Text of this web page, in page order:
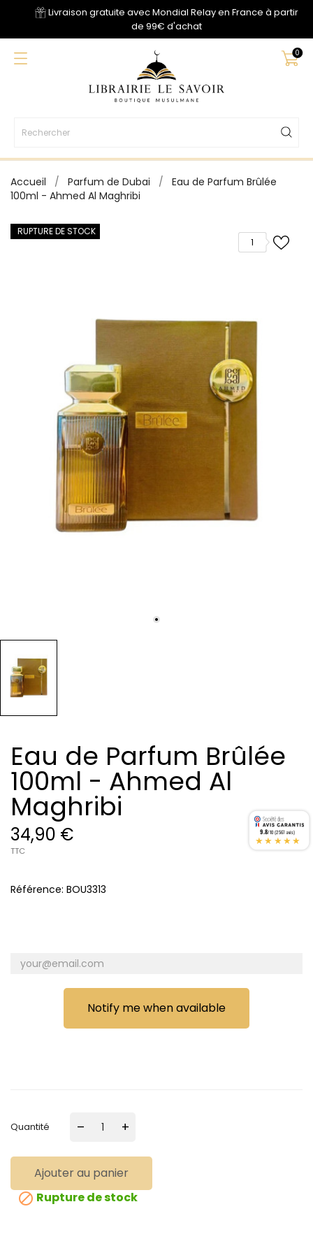
Livraison gratuite avec Mondial Relay en France à partir
de 99€ d'achat
0
Accueil Parfum de Dubai
Eau de Parfum Brûlée
100ml - Ahmed Al Maghribi
1
RUPTURE DE STOCK
Eau de Parfum Brûlée
100ml - Ahmed Al
Maghribi
34,90 €
TTC
Référence: BOU3313
Notify me when available
Quantité – +
Ajouter au panier
 Rupture de stock
9.8/10 (2567 avis)
★★★★★